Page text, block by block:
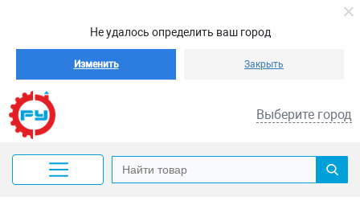
Не удалось определить ваш город
Изменить Закрыть
Выберите город